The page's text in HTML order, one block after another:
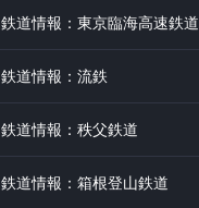
鉄道情報：東京臨海高速鉄道
鉄道情報：流鉄
鉄道情報：秩父鉄道
鉄道情報：箱根登山鉄道